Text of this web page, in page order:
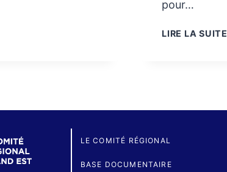
pour…
LIRE LA SUITE
LE COMITÉ RÉGIONAL
BASE DOCUMENTAIRE